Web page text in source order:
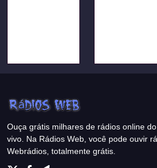
Ouça grátis milhares de rádios online
vivo. Na Rádios Web, você pode ouvir
Webrádios, totalmente grátis.